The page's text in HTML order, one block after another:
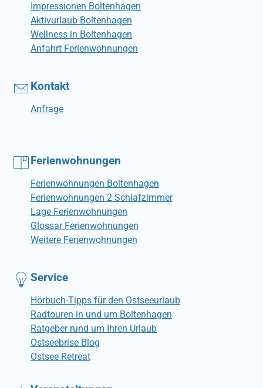
Impressionen Boltenhagen
Aktivurlaub Boltenhagen
Wellness in Boltenhagen
Anfahrt Ferienwohnungen
Kontakt
Anfrage
Ferienwohnungen
Ferienwohnungen Boltenhagen
Ferienwohnungen 2 Schlafzimmer
Lage Ferienwohnungen
Glossar Ferienwohnungen
Weitere Ferienwohnungen
Service
Hörbuch-Tipps für den Ostseeurlaub
Radtouren in und um Boltenhagen
Ratgeber rund um Ihren Urlaub
Ostseebrise Blog
Ostsee Retreat